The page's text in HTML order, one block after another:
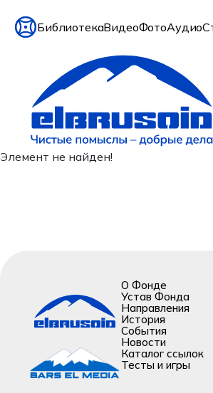
БиблиотекаВидеоФотоАудио
Элемент не найден!
О Фонде
Устав Фонда
Направления
История
События
Новости
Каталог ссылок
Тесты и игры